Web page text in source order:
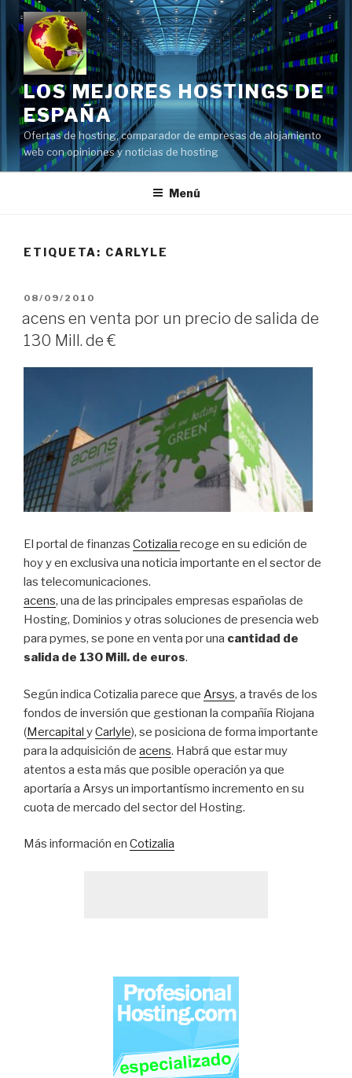
Saltar
contenido
LOS MEJORES HOSTINGS DE
ESPAÑA
Ofertas de hosting, comparador de empresas de alojamiento
web con opiniones y noticias de hosting
Menú
ETIQUETA: CARLYLE
PUBLICADO
08/09/2010
acens en venta por un precio de salida de
130 Mill. de €
El portal de finanzas Cotizalia recoge en su edición de
hoy y en exclusiva una noticia importante en el sector de
las telecomunicaciones.
acens, una de las principales empresas españolas de
Hosting, Dominios y otras soluciones de presencia web
para pymes, se pone en venta por una cantidad de
salida de 130 Mill. de euros.
Según indica Cotizalia parece que Arsys, a través de los
fondos de inversión que gestionan la compañía Riojana
(Mercapital yCarlyle), se posiciona de forma importante
para la adquisición de acens. Habrá que estar muy
atentos a esta más que posible operación ya que
aportaría a Arsys un importantísmo incremento en su
cuota de mercado del sector del Hosting.
Más información en Cotizalia